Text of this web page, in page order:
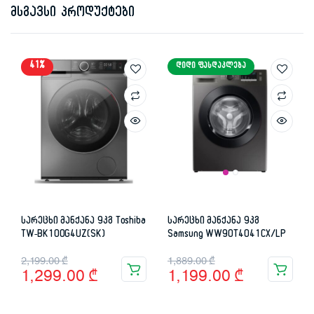
მსგავსი პროდუქტები
41%
სარეცხი მანქანა 9კგ Toshiba
TW-BK100G4UZ(SK)
2,199.00₾
Original
price
1,299.00 ₾
Current
price
ᲓᲘᲓᲘ ᲤᲐᲡᲓᲐᲙᲚᲔᲑᲐ
სარეცხი მანქანა 9კგ
Samsung WW90T4041CX/LP
1,889.00₾
Original
price
1,199.00 ₾
Current
price